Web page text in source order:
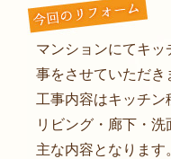
マンションにてキ
事をさせていただき
工事内容はキッチン
リビング・廊下・
主な内容となります